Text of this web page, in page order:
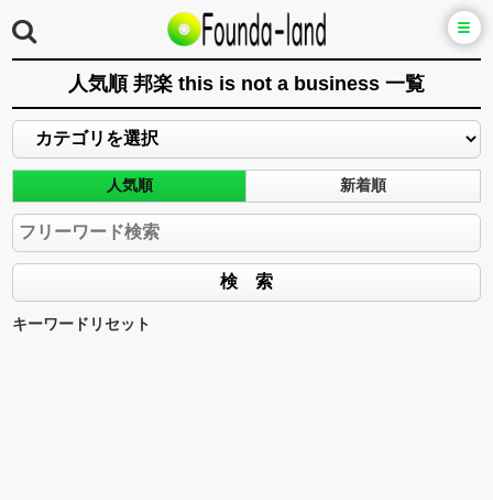
人気順 邦楽 this is not a business 一覧
人気順 新着順
キーワードリセット